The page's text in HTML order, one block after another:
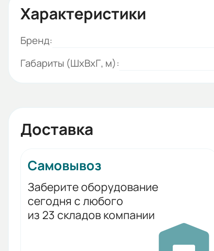
Характеристики
Бренд:
Габариты (ШхВхГ, м):
Доставка
Самовывоз
Заберите оборудование
сегодня с любого
из 23 складов компании